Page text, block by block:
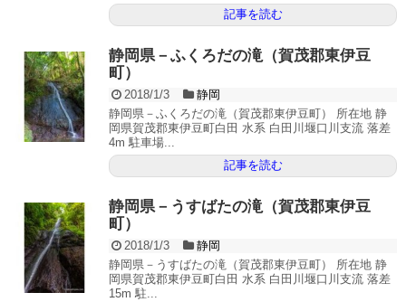
記事を読む
静岡県－ふくろだの滝（賀茂郡東伊豆
町）
2018/1/3
静岡
静岡県－ふくろだの滝（賀茂郡東伊豆町） 所在地 静
岡県賀茂郡東伊豆町白田 水系 白田川堰口川支流 落差
4m 駐車場...
記事を読む
静岡県－うすばたの滝（賀茂郡東伊豆
町）
2018/1/3
静岡
静岡県－うすばたの滝（賀茂郡東伊豆町） 所在地 静
岡県賀茂郡東伊豆町白田 水系 白田川堰口川支流 落差
15m 駐...